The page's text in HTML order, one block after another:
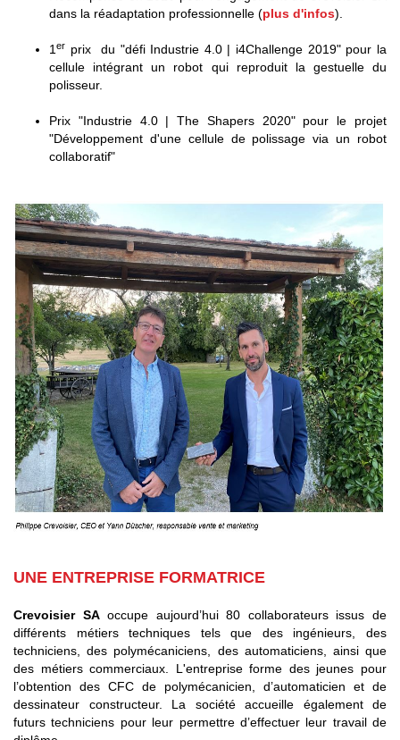
dans la réadaptation professionnelle (plus d'infos).
1 er prix du "défi Industrie 4.0 | i4Challenge 2019" pour la
cellule intégrant un robot qui reproduit la gestuelle du
polisseur.
Prix "Industrie 4.0 | The Shapers 2020" pour le projet
"Développement d'une cellule de polissage via un robot
collaboratif"
UNE ENTREPRISE FORMATRICE
Crevoisier SAoccupe aujourd’hui 80 collaborateurs issus de
différents métiers techniques tels que des ingénieurs, des
techniciens, des polymécaniciens, des automaticiens, ainsi que
des métiers commerciaux. L'entreprise forme des jeunes pour
l’obtention des CFC de polymécanicien, d’automaticien et de
dessinateur constructeur. La société accueille également de
futurs techniciens pour leur permettre d’effectuer leur travail de